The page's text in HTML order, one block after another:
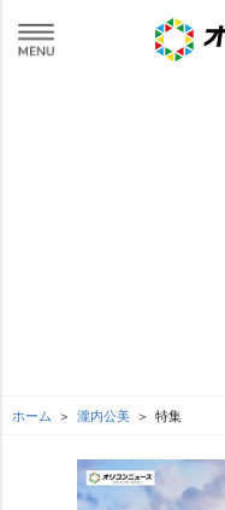
ホーム 瀧内公美 特集